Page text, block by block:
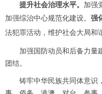
提升社会治理水平。 加强
加强综治中心规范化建设。 强
法犯罪活动，维护社会大局和
加强国防动员和后备力量
团结。
铸牢中华民族共同体意识